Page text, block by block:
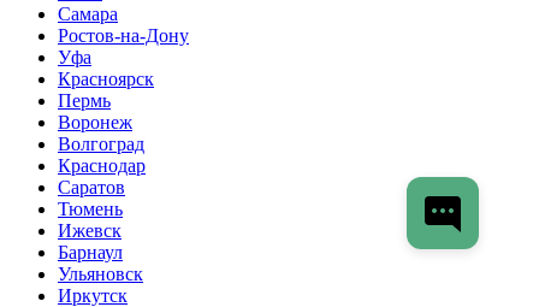
Самара
Ростов-на-Дону
Уфа
Красноярск
Пермь
Воронеж
Волгоград
Краснодар
Саратов
Тюмень
Ижевск
Барнаул
Ульяновск
Иркутск